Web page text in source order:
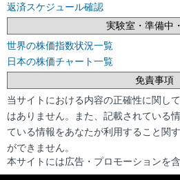
返済スケジュール確認
実験室・準備中
世界の株価指数状況一覧
日本の株価チャート一覧
免責事項
当サイトにおける内容の正確性に関し
はありません。また、記載されている
ている情報をあなたが利用すること関
ができません。
本サイトには広告・プロモーションを